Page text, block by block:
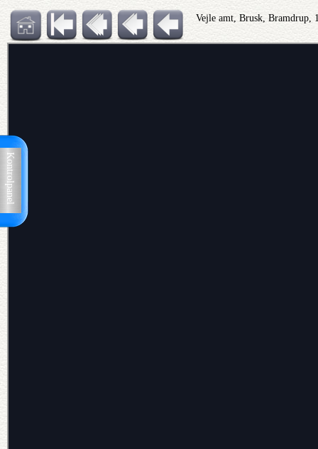
Kontrolpanel
Vejle amt, Brusk, Bramdrup,